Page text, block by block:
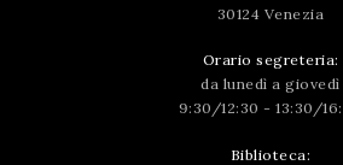
30124 Venezia
Orario segreteria:
da lunedì a giovedì
9:30/12:30 - 13:30/
Biblioteca: